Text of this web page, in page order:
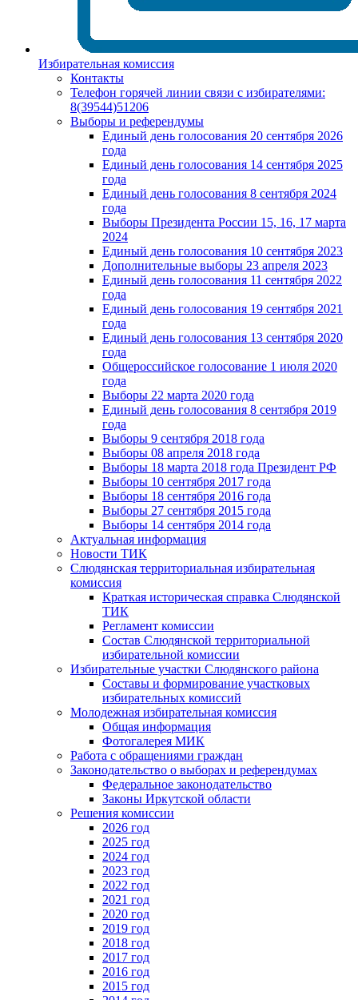
Избирательная комиссия
Контакты
Телефон горячей линии связи с избирателями:
8(39544)51206
Выборы и референдумы
Единый день голосования 20 сентября 2026
года
Единый день голосования 14 сентября 2025
года
Единый день голосования 8 сентября 2024
года
Выборы Президента России 15, 16, 17 марта
2024
Единый день голосования 10 сентября 2023
Дополнительные выборы 23 апреля 2023
Единый день голосования 11 сентября 2022
года
Единый день голосования 19 сентября 2021
года
Единый день голосования 13 сентября 2020
года
Общероссийское голосование 1 июля 2020
года
Выборы 22 марта 2020 года
Единый день голосования 8 сентября 2019
года
Выборы 9 сентября 2018 года
Выборы 08 апреля 2018 года
Выборы 18 марта 2018 года Президент РФ
Выборы 10 сентября 2017 года
Выборы 18 сентября 2016 года
Выборы 27 сентября 2015 года
Выборы 14 сентября 2014 года
Актуальная информация
Новости ТИК
Слюдянская территориальная избирательная
комиссия
Краткая историческая справка Слюдянской
ТИК
Регламент комиссии
Состав Слюдянской территориальной
избирательной комиссии
Избирательные участки Слюдянского района
Составы и формирование участковых
избирательных комиссий
Молодежная избирательная комиссия
Общая информация
Фотогалерея МИК
Работа с обращениями граждан
Законодательство о выборах и референдумах
Федеральное законодательство
Законы Иркутской области
Решения комиссии
2026 год
2025 год
2024 год
2023 год
2022 год
2021 год
2020 год
2019 год
2018 год
2017 год
2016 год
2015 год